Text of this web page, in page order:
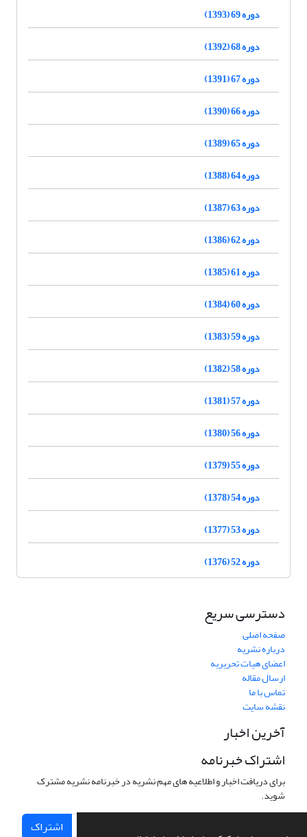
دوره 69 (1393)
دوره 68 (1392)
دوره 67 (1391)
دوره 66 (1390)
دوره 65 (1389)
دوره 64 (1388)
دوره 63 (1387)
دوره 62 (1386)
دوره 61 (1385)
دوره 60 (1384)
دوره 59 (1383)
دوره 58 (1382)
دوره 57 (1381)
دوره 56 (1380)
دوره 55 (1379)
دوره 54 (1378)
دوره 53 (1377)
دوره 52 (1376)
دسترسی سریع
صفحه اصلی
درباره نشریه
اعضای هیات تحریریه
ارسال مقاله
تماس با ما
نقشه سایت
آخرین اخبار
اشتراک خبرنامه
برای دریافت اخبار و اطلاعیه های مهم نشریه در خبرنامه نشریه مشترک
شوید.
اشتراک